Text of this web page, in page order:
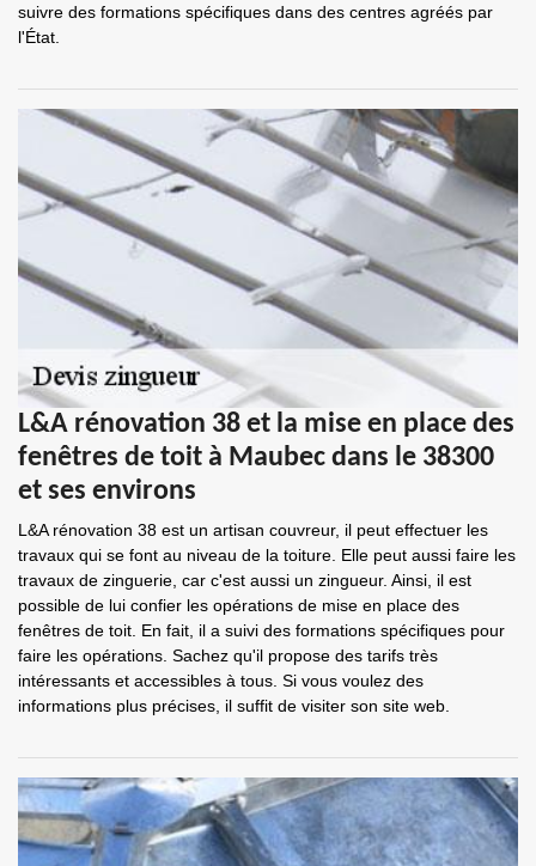
suivre des formations spécifiques dans des centres agréés par
l'État.
L&A rénovation 38 et la mise en place des
fenêtres de toit à Maubec dans le 38300
et ses environs
L&A rénovation 38 est un artisan couvreur, il peut effectuer les
travaux qui se font au niveau de la toiture. Elle peut aussi faire les
travaux de zinguerie, car c'est aussi un zingueur. Ainsi, il est
possible de lui confier les opérations de mise en place des
fenêtres de toit. En fait, il a suivi des formations spécifiques pour
faire les opérations. Sachez qu'il propose des tarifs très
intéressants et accessibles à tous. Si vous voulez des
informations plus précises, il suffit de visiter son site web.